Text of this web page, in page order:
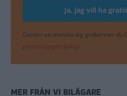
Genom att anmäla dig godkänner du
personuppgiftspolicy.
MER FRÅN VI BILÄGARE